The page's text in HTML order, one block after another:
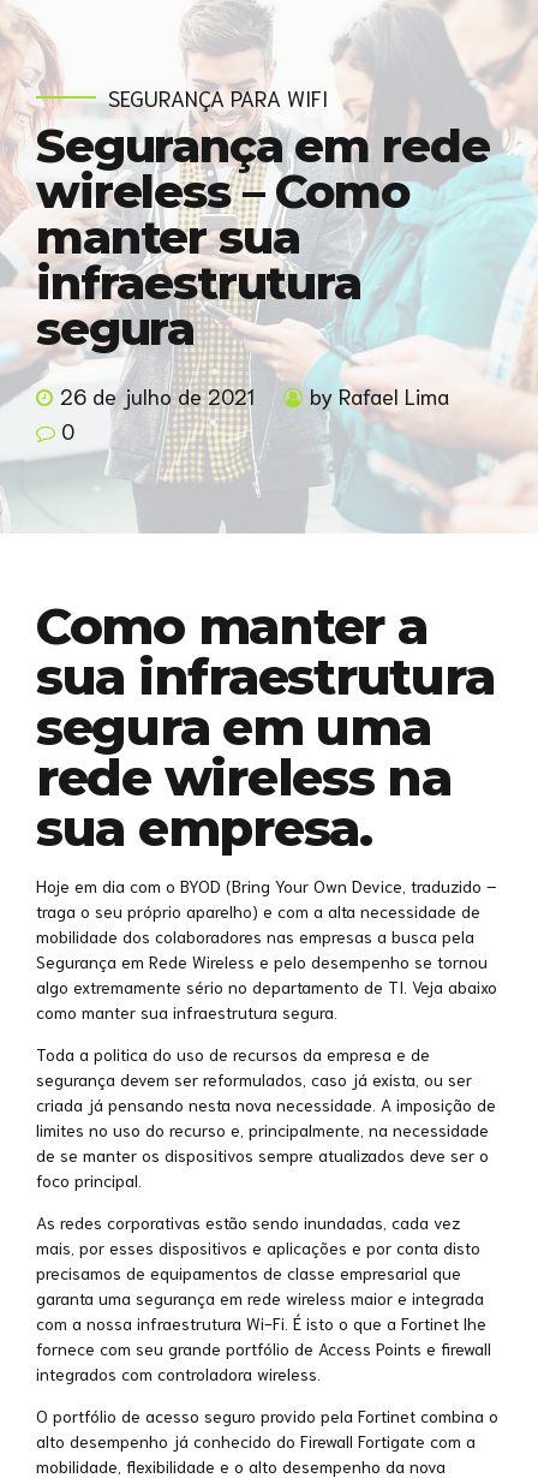
SEGURANÇA PARA WIFI
Segurança em rede
wireless – Como
manter sua
infraestrutura
segura
26 de julho de 2021
by Rafael Lima
0
Como manter a
sua infraestrutura
segura em uma
rede wireless na
sua empresa.
Hoje em dia com o BYOD (Bring Your Own Device, traduzido –
traga o seu próprio aparelho) e com a alta necessidade de
mobilidade dos colaboradores nas empresas a busca pela
Segurança em Rede Wireless e pelo desempenho se tornou
algo extremamente sério no departamento de TI. Veja abaixo
como manter sua infraestrutura segura.
Toda a politica do uso de recursos da empresa e de
segurança devem ser reformulados, caso já exista, ou ser
criada já pensando nesta nova necessidade. A imposição de
limites no uso do recurso e, principalmente, na necessidade
de se manter os dispositivos sempre atualizados deve ser o
foco principal.
As redes corporativas estão sendo inundadas, cada vez
mais, por esses dispositivos e aplicações e por conta disto
precisamos de equipamentos de classe empresarial que
garanta uma segurança em rede wireless maior e integrada
com a nossa infraestrutura Wi-Fi. É isto o que a Fortinet lhe
fornece com seu grande portfólio de Access Points e firewall
integrados com controladora wireless.
O portfólio de acesso seguro provido pela Fortinet combina o
alto desempenho já conhecido do Firewall Fortigate com a
mobilidade, flexibilidade e o alto desempenho da nova